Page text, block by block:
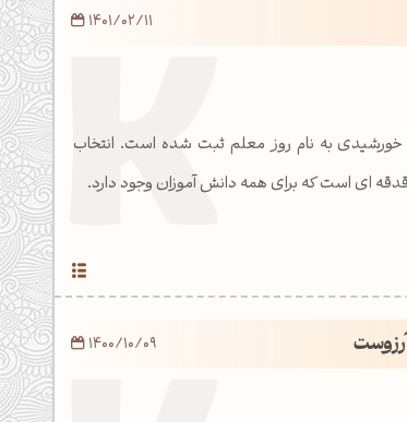
به نام روز معلم ثبت شده است. انتخاب
ای است که برای همه دانش آموزان وجود دارد.
1401/02/11
1400/10/09